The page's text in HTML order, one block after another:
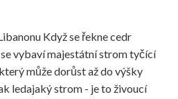
Když se řekne cedr
vybaví majestátní strom tyčící
může dorůst až do výšky
ledajaký strom - je to živoucí